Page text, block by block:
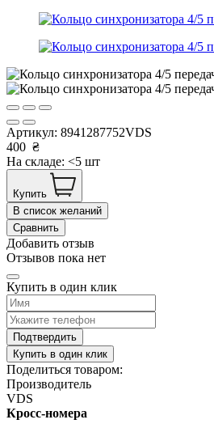
Артикул: 8941287752VDS
400 ₴
На складе: <5 шт
Купить
В список желаний
Сравнить
Добавить отзыв
Отзывов пока нет
Купить в один клик
Подтвердить
Купить в один клик
Поделиться товаром:
Производитель
VDS
Кросс-номера